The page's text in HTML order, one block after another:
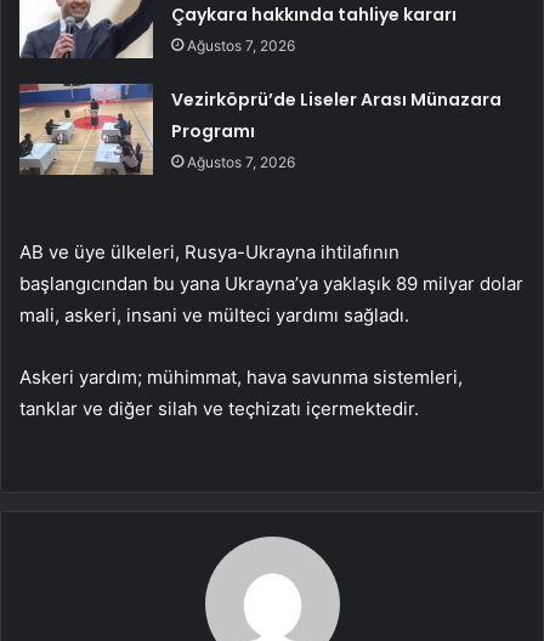
Çaykara hakkında tahliye kararı
Ağustos 7, 2026
Vezirköprü’de Liseler Arası Münazara
Programı
Ağustos 7, 2026
AB ve üye ülkeleri, Rusya-Ukrayna ihtilafının
başlangıcından bu yana Ukrayna’ya yaklaşık 89 milyar dolar
mali, askeri, insani ve mülteci yardımı sağladı.
Askeri yardım; mühimmat, hava savunma sistemleri,
tanklar ve diğer silah ve teçhizatı içermektedir.